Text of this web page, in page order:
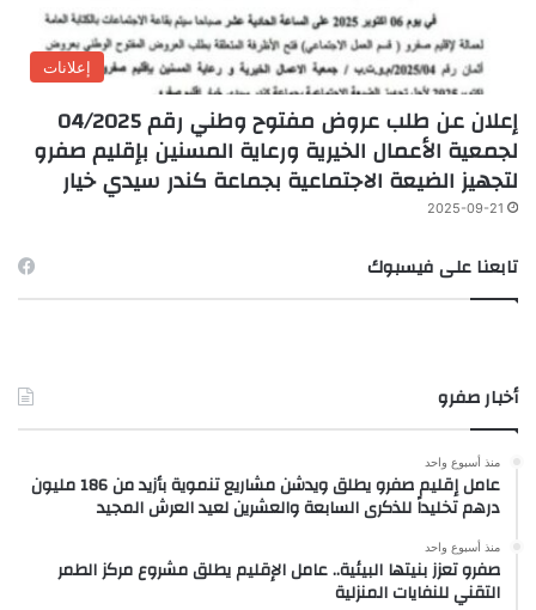
إعلانات
إعلان عن طلب عروض مفتوح وطني رقم 04/2025
لجمعية الأعمال الخيرية ورعاية المسنين بإقليم صفرو
لتجهيز الضيعة الاجتماعية بجماعة كندر سيدي خيار
2025-09-21
تابعنا على فيسبوك
أخبار صفرو
منذ أسبوع واحد
عامل إقليم صفرو يطلق ويدشن مشاريع تنموية بأزيد من 186 مليون
درهم تخليداً للذكرى السابعة والعشرين لعيد العرش المجيد
منذ أسبوع واحد
صفرو تعزز بنيتها البيئية.. عامل الإقليم يطلق مشروع مركز الطمر
التقني للنفايات المنزلية